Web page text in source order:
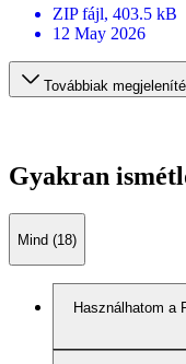
ZIP fájl, 403.5 kB
12 May 2026
Továbbiak
Gyakran
Mind (18)
Használhatom a